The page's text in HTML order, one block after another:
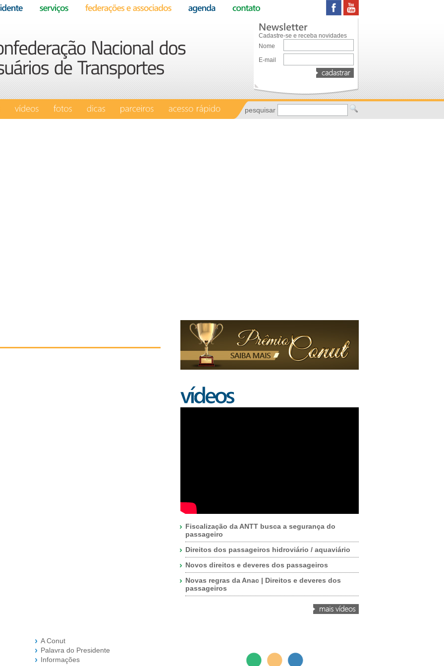
Cadastre-se e receba novidades
Nome
E-mail
pesquisar
Fiscalização da ANTT busca a segurança do
passageiro
Direitos dos passageiros hidroviário / aquaviário
Novos direitos e deveres dos passageiros
Novas regras da Anac | Direitos e deveres dos
passageiros
A Conut
Palavra do Presidente
Informações